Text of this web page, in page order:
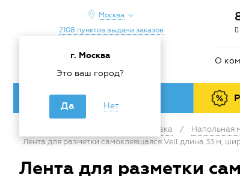
Москва
г. Москва
Это ваш город?
Да Нет
2108 пунктов выдачи заказов
О
Каталог товаров
Маркировка / Напольная
Лента для разметки самоклеящаяся Vell длина 33 м,
Лента для разметки